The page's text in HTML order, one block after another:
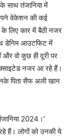
साथ तंजानिया में
वेकेशन की कई
के लिए कार में बैठी नजर
डेनिम आउटफिट में
वो कुछ ही दूरी पर
नजर आ रहे हैं।
पिता सैफ अली खान
2024।’
हैं। लोगों को उनकी ये